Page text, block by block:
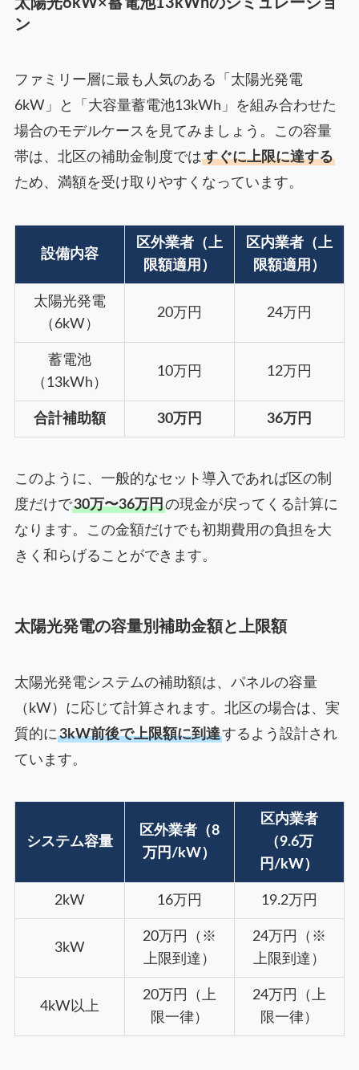
太陽光6kW×蓄電池13kWhのシミュレーショ
ン
ファミリー層に最も人気のある「太陽光発電
6kW」と「大容量蓄電池13kWh」を組み合わせた
場合のモデルケースを見てみましょう。この容量
帯は、北区の補助金制度ではすぐに上限に達する
ため、満額を受け取りやすくなっています。
設備内容
区外業者（上
限額適用）
区内業者（上
限額適用）
太陽光発電
（6kW）
20万円 24万円
蓄電池
（13kWh）
10万円 12万円
合計補助額 30万円 36万円
このように、一般的なセット導入であれば区の制
度だけで30万〜36万円の現金が戻ってくる計算に
なります。この金額だけでも初期費用の負担を大
きく和らげることができます。
太陽光発電の容量別補助金額と上限額
太陽光発電システムの補助額は、パネルの容量
（kW）に応じて計算されます。北区の場合は、実
質的に 3kW前後で上限額に到達するよう設計され
ています。
システム容量
区外業者（8
万円/kW）
区内業者
（9.6万
円/kW）
2kW 16万円 19.2万円
3kW
20万円（※
上限到達）
24万円（※
上限到達）
4kW以上
20万円（上
限一律）
24万円（上
限一律）